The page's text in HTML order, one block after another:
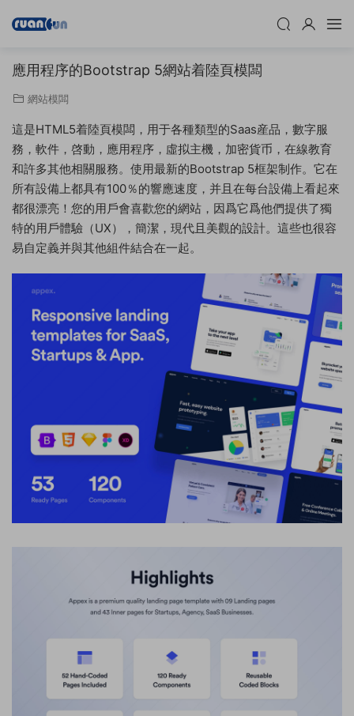
應用程序的Bootstrap 5網站着陸頁模闆
網站模闆
這是HTML5着陸頁模闆，用于各種類型的Saas産品，數字服
務，軟件，啓動，應用程序，虛拟主機，加密貨币，在線教育
和許多其他相關服務。使用最新的Bootstrap 5框架制作。它在
所有設備上都具有100％的響應速度，并且在每台設備上看起來
都很漂亮！您的用戶會喜歡您的網站，因爲它爲他們提供了獨
特的用戶體驗（UX），簡潔，現代且美觀的設計。這些也很容
易自定義并與其他組件結合在一起。